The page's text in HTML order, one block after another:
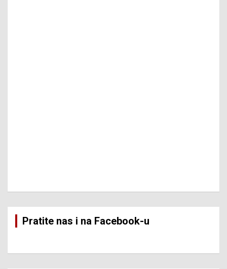
Pratite nas i na Facebook-u